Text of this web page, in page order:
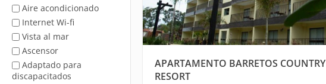
Aire acondicionado
Internet Wi-fi
Vista al mar
Ascensor
Adaptado para
discapacitados
APARTAMENTO BARRETOS COUNTRY
RESORT